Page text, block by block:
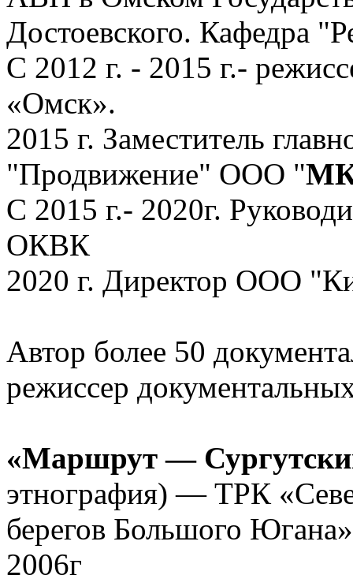
Достоевского. Кафедра
C 2012 г. - 2015 г.-
«Омск».
2015 г. Заместитель
"Продвижение" ООО "
С 2015 г.- 2020г.
ОКВК
2020 г. Директор ООО
Автор более 50
режиссер
«Маршрут —
этнография) — ТРК
берегов Большого
2006г